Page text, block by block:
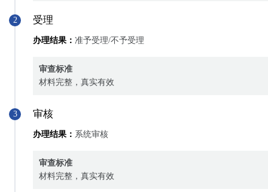
2 受理
办理结果： 准予受理/不予受理
审查标准
材料完整，真实有效
3 审核
办理结果： 系统审核
审查标准
材料完整，真实有效